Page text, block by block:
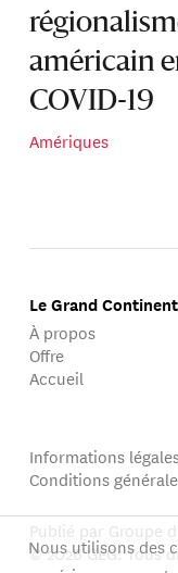
américain
COVID-19
Amériques
Le Grand Continent
À propos
Offre
Accueil
Informations
Conditions
Publié par Groupe
© 2026 GEG. Tous
Nous utilisons des